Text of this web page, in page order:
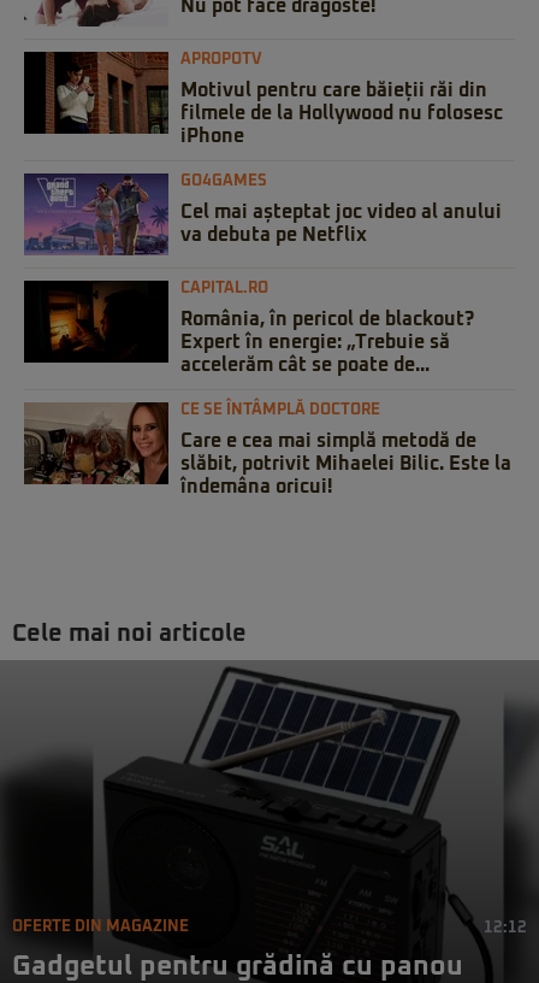
Nu pot face dragoste!
APROPOTV
Motivul pentru care băieții răi din
filmele de la Hollywood nu folosesc
iPhone
GO4GAMES
Cel mai așteptat joc video al anului
va debuta pe Netflix
CAPITAL.RO
România, în pericol de blackout?
Expert în energie: „Trebuie să
accelerăm cât se poate de...
CE SE ÎNTÂMPLĂ DOCTORE
Care e cea mai simplă metodă de
slăbit, potrivit Mihaelei Bilic. Este la
îndemâna oricui!
Cele mai noi articole
OFERTE DIN MAGAZINE 12:12
Gadgetul pentru grădină cu panou